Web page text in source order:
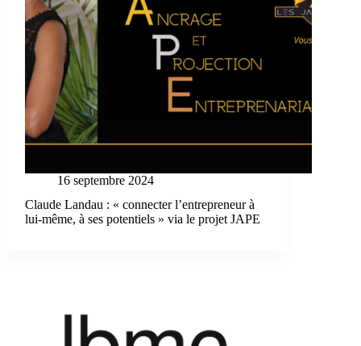
16 septembre 2024
Claude Landau : « connecter l’entrepreneur à
lui-même, à ses potentiels » via le projet JAPE